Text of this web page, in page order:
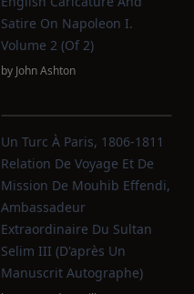
Satire On Napoleon I.
Volume 2 (of 2)
by John Ashton
Un Turc À Paris, 1806-1811
Relation De Voyage Et De
Mission De Mouhib Effendi,
Ambassadeur
Extraordinaire Du Sultan
Selim III (d'après Un
Manuscrit Autographe)